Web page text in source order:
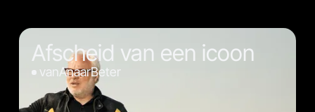
Afscheid van een icoon
vanAnaarBeter